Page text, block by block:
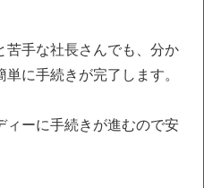
手な社長さんでも、分か
に手続きが完了します。
ィーに手続きが進むので安